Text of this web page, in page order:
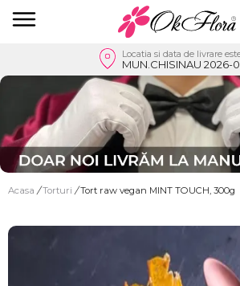
Locatia si data de livrare
MUN.CHISINAU 2026-
Acasa / Torturi / Tort raw vegan MINT TOUCH, 300g